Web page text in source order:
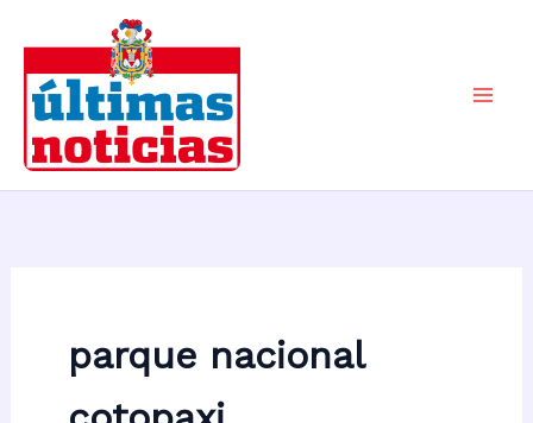
contenido
parque nacional